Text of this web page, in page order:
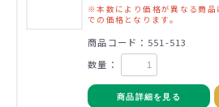
※本数により価格が異なる商品
での価格となります。
商品コード：551-513
数量：
商品詳細を見る